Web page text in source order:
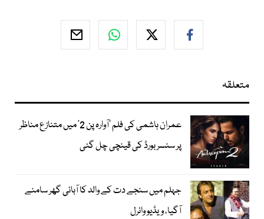
متعلقہ
عمران ہاشمی کی فلم ’آوارہ پن 2‘ میں متنازع مناظر
پر سنسر بورڈ کی قینچی چل گئی
جہلم میں سنجے دت کے والد کا آبائی گھر سامنے
آگیا، ویڈیو وائرل